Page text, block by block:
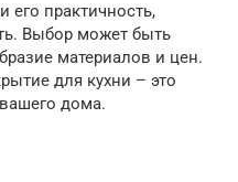
практичность,
Выбор может быть
материалов и цен.
для кухни – это
дома.